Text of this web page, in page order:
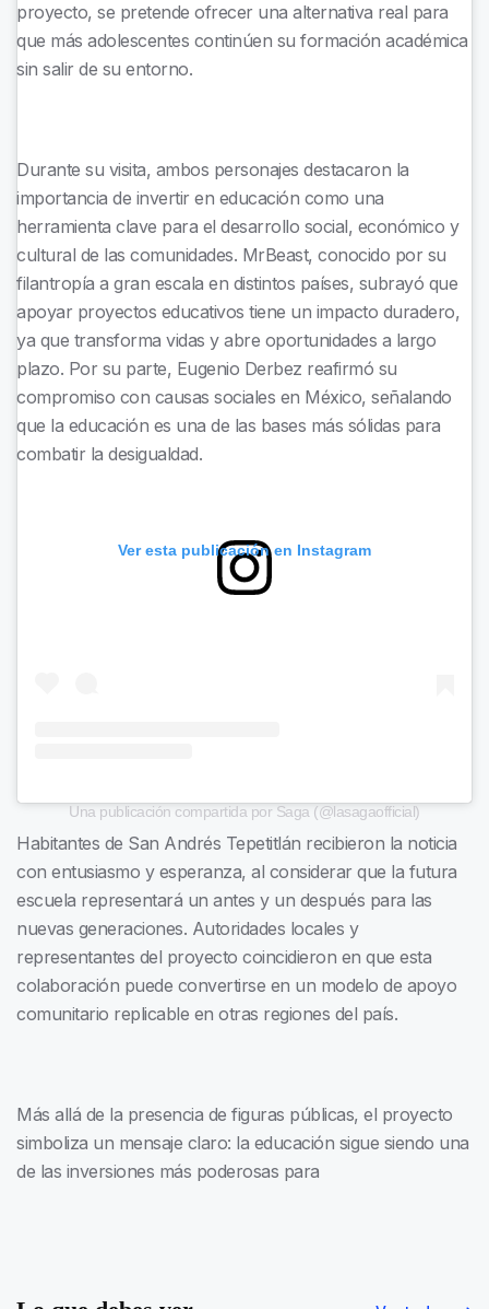
proyecto, se pretende ofrecer una alternativa real para
que más adolescentes continúen su formación académica
sin salir de su entorno.
Durante su visita, ambos personajes destacaron la
importancia de invertir en educación como una
herramienta clave para el desarrollo social, económico y
cultural de las comunidades. MrBeast, conocido por su
filantropía a gran escala en distintos países, subrayó que
apoyar proyectos educativos tiene un impacto duradero,
ya que transforma vidas y abre oportunidades a largo
plazo. Por su parte, Eugenio Derbez reafirmó su
compromiso con causas sociales en México, señalando
que la educación es una de las bases más sólidas para
combatir la desigualdad.
Ver esta publicación en Instagram
Una publicación compartida por Saga (@lasagaofficial)
Habitantes de San Andrés Tepetitlán recibieron la noticia
con entusiasmo y esperanza, al considerar que la futura
escuela representará un antes y un después para las
nuevas generaciones. Autoridades locales y
representantes del proyecto coincidieron en que esta
colaboración puede convertirse en un modelo de apoyo
comunitario replicable en otras regiones del país.
Más allá de la presencia de figuras públicas, el proyecto
simboliza un mensaje claro: la educación sigue siendo una
de las inversiones más poderosas para